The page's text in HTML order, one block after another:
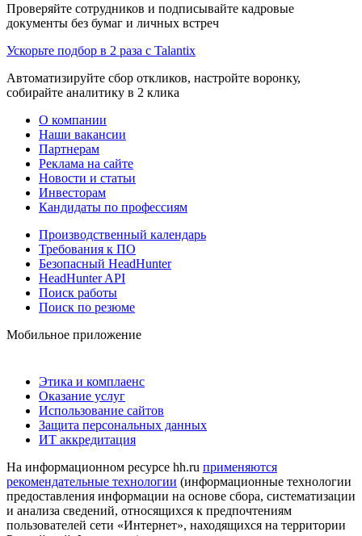
Проверяйте сотрудников и подписывайте кадровые
документы без бумаг и личных встреч
Ускорьте подбор в 2 раза с Talantix
Автоматизируйте сбор откликов, настройте воронку,
собирайте аналитику в 2 клика
О компании
Наши вакансии
Партнерам
Реклама на сайте
Новости и статьи
Инвесторам
Кандидаты по профессиям
Производственный календарь
Требования к ПО
Безопасный HeadHunter
HeadHunter API
Поиск работы
Поиск по резюме
Мобильное приложение
Этика и комплаенс
Оказание услуг
Использование сайтов
Защита персональных данных
ИТ аккредитация
На информационном ресурсе hh.ru применяются
рекомендательные технологии (информационные технологии
предоставления информации на основе сбора, систематизации
и анализа сведений, относящихся к предпочтениям
пользователей сети «Интернет», находящихся на территории